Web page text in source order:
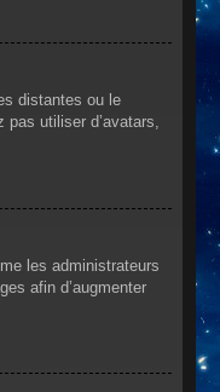
distantes ou le
utiliser d’avatars,
les administrateurs
afin d’augmenter